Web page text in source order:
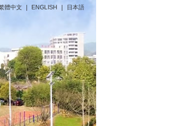
體中文 ENGLISH 日本語